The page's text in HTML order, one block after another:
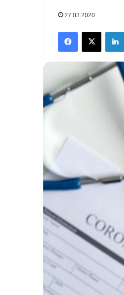
27.03.2020
FacebookX